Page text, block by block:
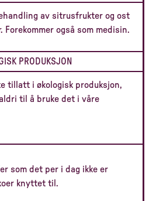
av sitrusfrukter og ost
Forekommer også som medisin.
PRODUKSJON
tillatt i økologisk produksjon,
til å bruke det i våre
som det per i dag ikke er
knyttet til.